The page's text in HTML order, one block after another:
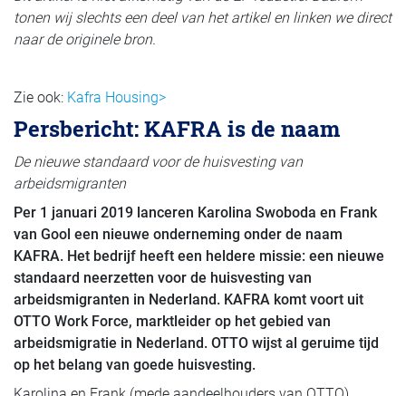
tonen wij slechts een deel van het artikel en linken we direct
naar de originele bron.
Zie ook: Kafra Housing>
Persbericht: KAFRA is de naam
De nieuwe standaard voor de huisvesting van
arbeidsmigranten
Per 1 januari 2019 lanceren Karolina Swoboda en Frank
van Gool een nieuwe onderneming onder de naam
KAFRA. Het bedrijf heeft een heldere missie: een nieuwe
standaard neerzetten voor de huisvesting van
arbeidsmigranten in Nederland. KAFRA komt voort uit
OTTO Work Force, marktleider op het gebied van
arbeidsmigratie in Nederland. OTTO wijst al geruime tijd
op het belang van goede huisvesting.